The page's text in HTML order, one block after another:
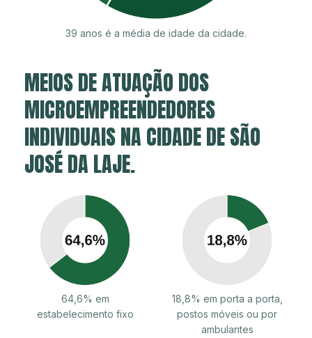
39 anos é a média de idade da cidade.
MEIOS DE ATUAÇÃO DOS
MICROEMPREENDEDORES
INDIVIDUAIS NA CIDADE DE SÃO
JOSÉ DA LAJE.
64,6% em
estabelecimento fixo
18,8% em porta a porta,
postos móveis ou por
ambulantes